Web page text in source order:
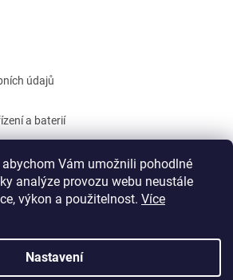
Vám umožnili pohodlné
analýze provozu webu neustále
výkon a použitelnost. Více
Nastavení
údajů
a baterií
Vytvořil Shoptet